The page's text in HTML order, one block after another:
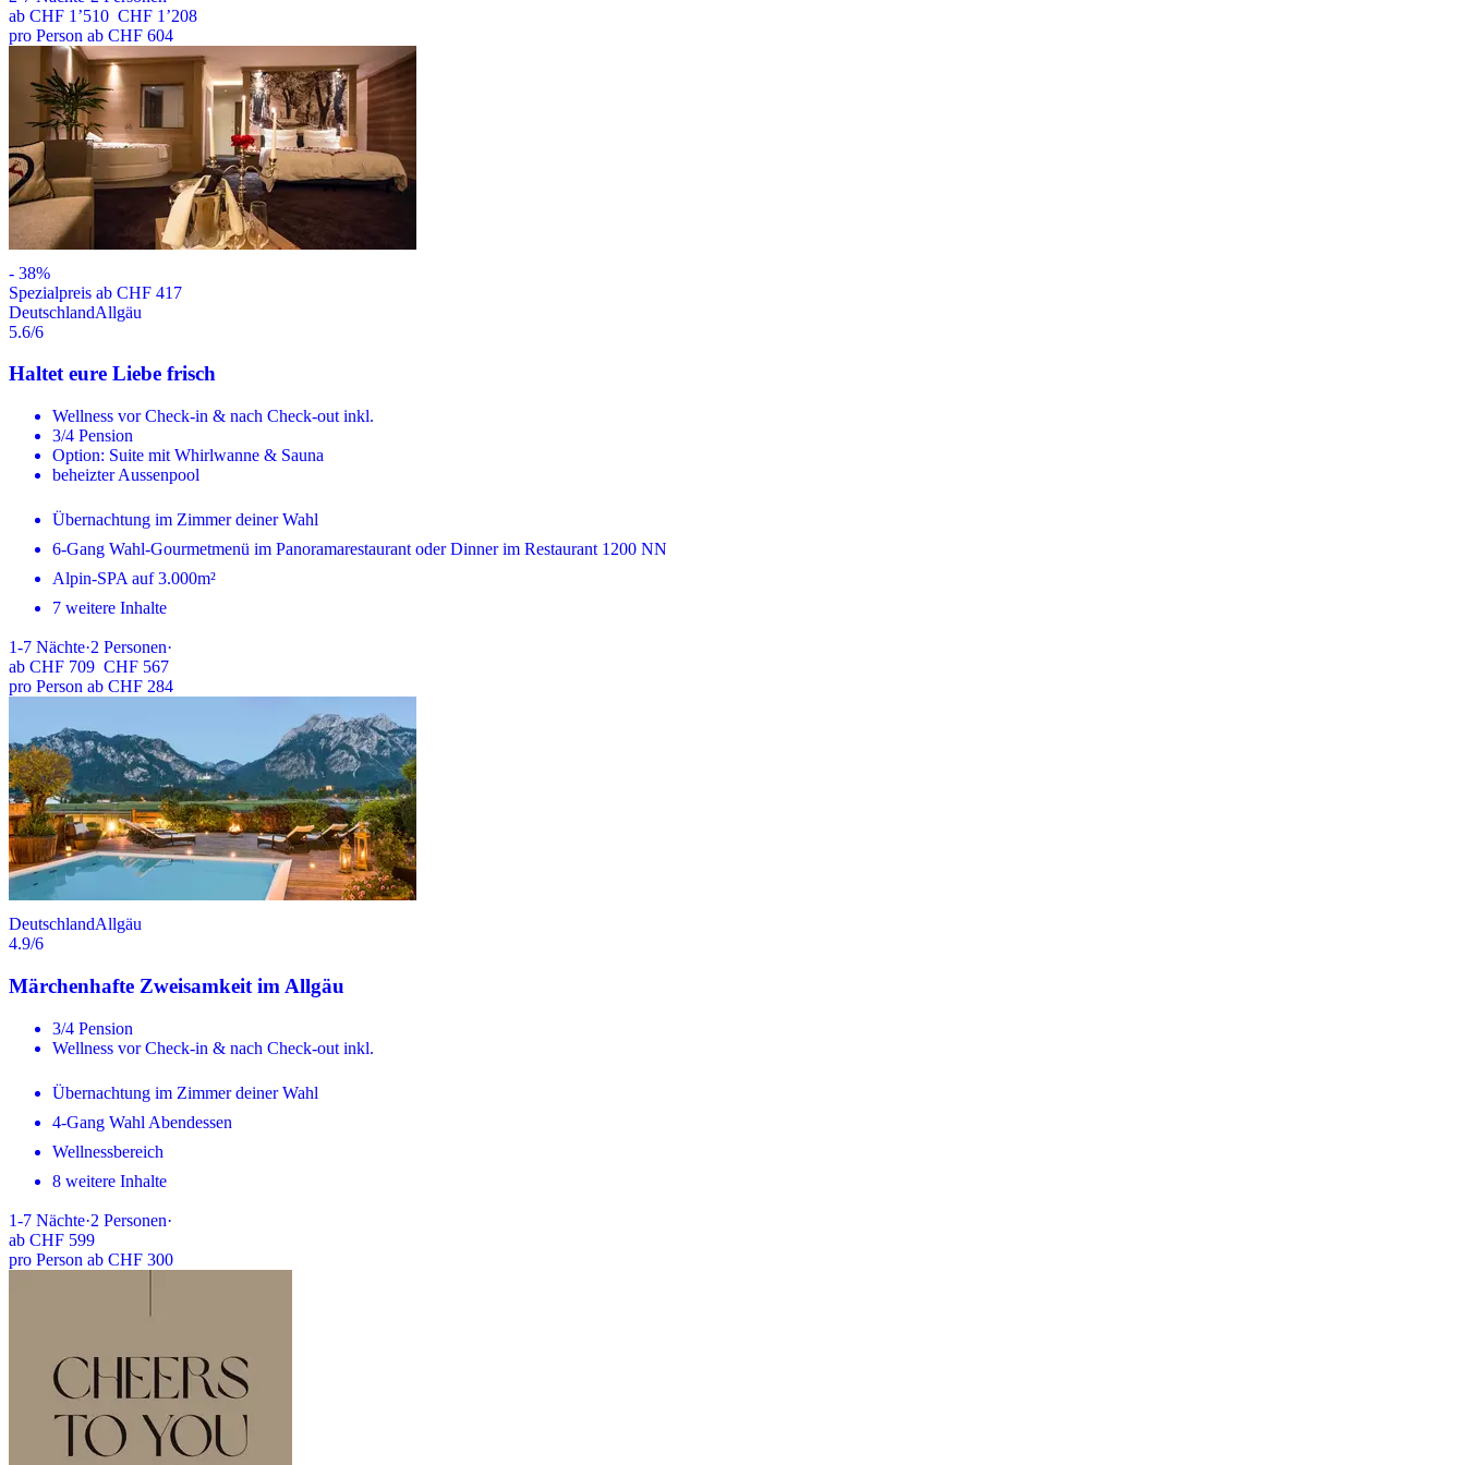
ab CHF 1’510 CHF 1’208
pro Person ab CHF 604
- 38%
Spezialpreis ab CHF 417
DeutschlandAllgäu
5.6/6
Haltet eure Liebe frisch
Wellness vor Check-in & nach Check-out inkl.
3/4 Pension
Option: Suite mit Whirlwanne & Sauna
beheizter Aussenpool
Übernachtung im Zimmer deiner Wahl
6-Gang Wahl-Gourmetmenü im Panoramarestaurant oder Dinner im Restaurant 1200 NN
Alpin-SPA auf 3.000m²
7 weitere Inhalte
1-7 Nächte·2 Personen·
ab CHF 709 CHF 567
pro Person ab CHF 284
DeutschlandAllgäu
4.9/6
Märchenhafte Zweisamkeit im Allgäu
3/4 Pension
Wellness vor Check-in & nach Check-out inkl.
Übernachtung im Zimmer deiner Wahl
4-Gang Wahl Abendessen
Wellnessbereich
8 weitere Inhalte
1-7 Nächte·2 Personen·
ab CHF 599
pro Person ab CHF 300